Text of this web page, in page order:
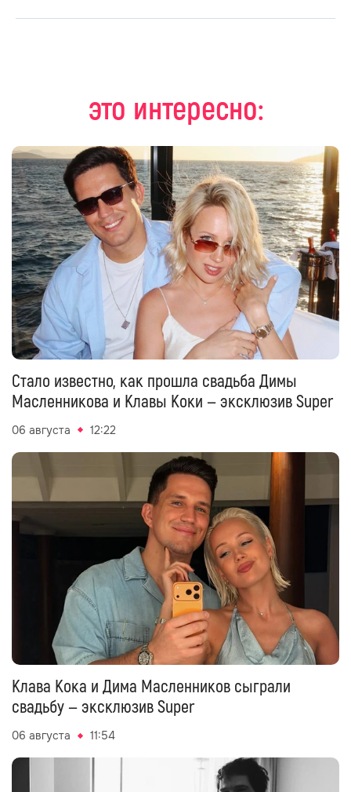
это интересно:
Стало известно, как прошла свадьба Димы
Масленникова и Клавы Коки — эксклюзив Super
06 августа 12:22
Клава Кока и Дима Масленников сыграли
свадьбу — эксклюзив Super
06 августа 11:54